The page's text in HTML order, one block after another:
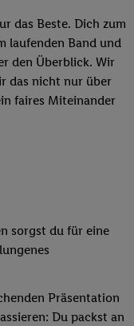
das Beste. Dich zum
laufenden Band und
den Überblick. Wir
das nicht nur über
faires Miteinander
sorgst du für eine
Präsentation
Du packst an